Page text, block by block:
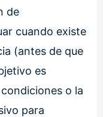
de
cuando existe
(antes de que
es
o la
para